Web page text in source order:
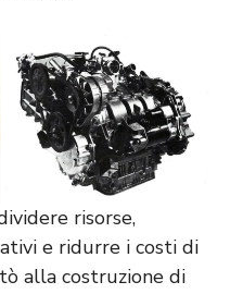
risorse,
e ridurre i costi di
alla costruzione di